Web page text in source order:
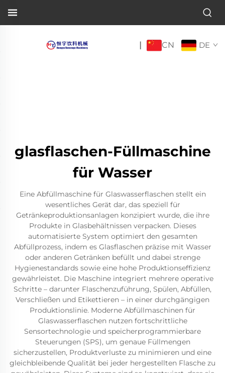
| CN DE
glasflaschen-Füllmaschine
für Wasser
Eine Abfüllmaschine für Glaswasserflaschen stellt ein
wesentliches Gerät dar, das speziell für
Getränkeproduktionsanlagen konzipiert wurde, die ihre
Produkte in Glasbehältnissen verpacken. Dieses
automatisierte System optimiert den gesamten
Abfüllprozess, indem es Glasflaschen präzise mit Wasser
oder anderen Getränken befüllt und dabei strenge
Hygienestandards sowie eine hohe Produktionseffizienz
gewährleistet. Die Maschine integriert mehrere operative
Schritte – darunter Flaschenzuführung, Spülen, Abfüllen,
Verschließen und Etikettieren – in einer durchgängigen
Produktionslinie. Moderne Abfüllmaschinen für
Glaswasserflaschen nutzen fortschrittliche
Sensortechnologie und speicherprogrammierbare
Steuerungen (SPS), um genaue Füllmengen
sicherzustellen, Produktverluste zu minimieren und eine
gleichbleibende Qualität bei jeder hergestellten Flasche zu